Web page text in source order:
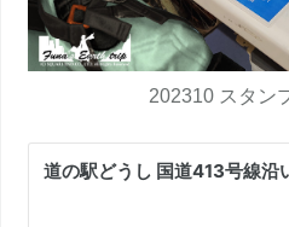
202310 スタン